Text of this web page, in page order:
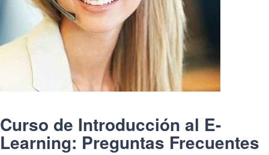
Curso de Introducción al E-
Learning: Preguntas Frecuentes